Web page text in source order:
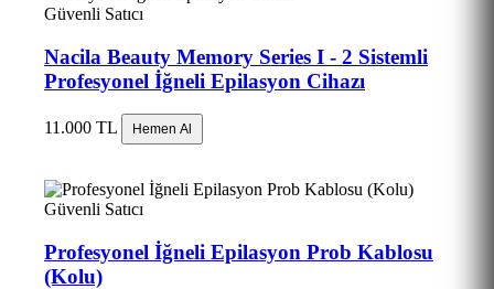
Güvenli Satıcı
Nacila Beauty Memory Series I - 2 Sistemli
Profesyonel İğneli Epilasyon Cihazı
11.000 TL Hemen Al
Güvenli Satıcı
Profesyonel İğneli Epilasyon Prob Kablosu
(Kolu)